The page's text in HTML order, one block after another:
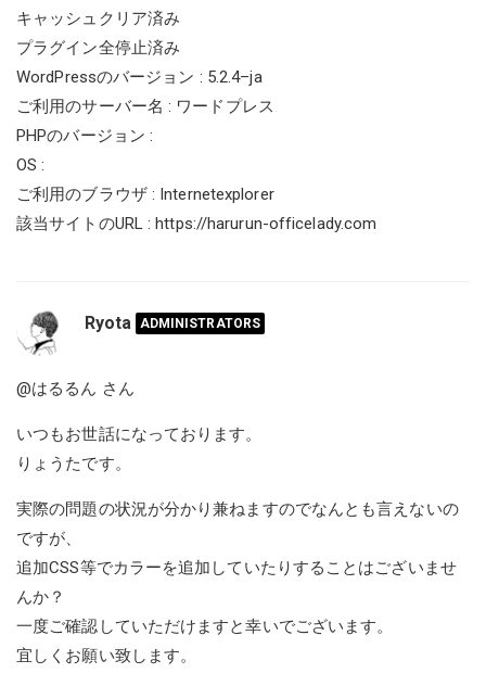
キャッシュクリア済み
プラグイン全停止済み
WordPressのバージョン : 5.2.4–ja
ご利用のサーバー名 : ワードプレス
PHPのバージョン :
OS :
ご利用のブラウザ : Internetexplorer
該当サイトのURL :https://harurun-officelady.com
Ryota ADMINISTRATORS
@はるるん さん
いつもお世話になっております。
りょうたです。
実際の問題の状況が分かり兼ねますのでなんとも言えないの
ですが、
追加CSS等でカラーを追加していたりすることはございませ
んか？
一度ご確認していただけますと幸いでございます。
宜しくお願い致します。